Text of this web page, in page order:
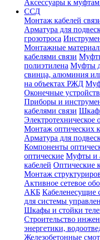
Аксессуары к
ССД
Монтаж кабелей
Арматура для
грозотроса
Монтажные
кабелями связи
полиэтилена Муфты
свинца, алюминия
на объектах РЖД
Оконечные
Приборы и
кабелями связи
Электротехническое
Монтаж оптических
Арматура для
Компоненты
оптические Муфты и
кабелей Оптические
Монтаж
Активное сетевое
АКБ Кабеленесущие
для системы
Шкафы и стойки
Строительство
энергетики,
Железобетонные